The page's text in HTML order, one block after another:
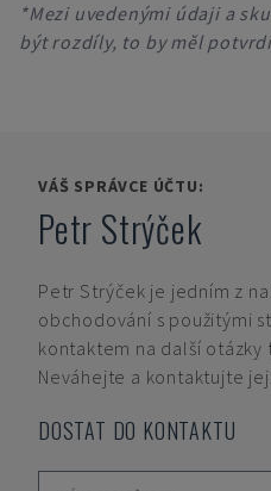
*Mezi uvedenými údaji a
být rozdíly, to by měl
VÁŠ SPRÁVCE ÚČTU:
Petr Strýček
Petr Strýček je jedním z
obchodování s použitými
kontaktem na další otázky
Neváhejte a kontaktujte jej.
DOSTAT DO KONTAKTU